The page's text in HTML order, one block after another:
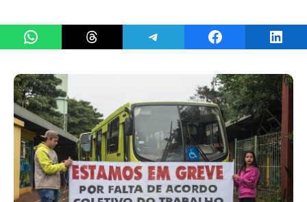
Share on WhatsAppShare on ThreadsShare on TelegramShare on Facebook